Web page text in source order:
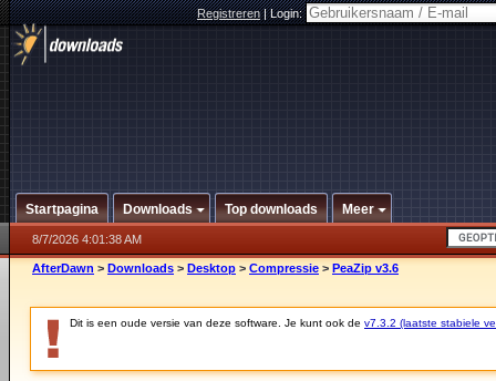
Registreren|Login:
Startpagina Downloads Top downloads Meer
8/7/2026 4:01:38 AM
AfterDawn > Downloads > Desktop > Compressie > PeaZip v3.6
Dit is een oude versie van deze software. Je kunt ook de v7.3.2 (laatste stabiele